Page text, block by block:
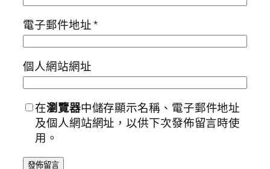
電子郵件地址*
個人網站網址
在瀏覽器中儲存顯示名稱、電子郵件地址
及個人網站網址，以供下次發佈留言時使
用。